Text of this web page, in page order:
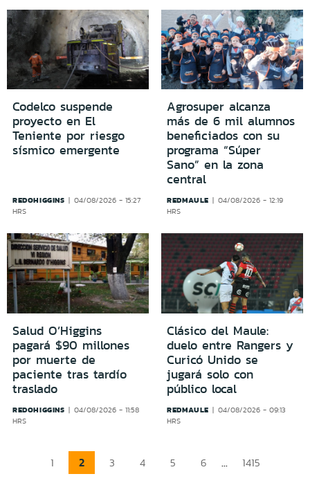
Codelco suspende
proyecto en El
Teniente por riesgo
sísmico emergente
REDOHIGGINS
04/08/2026 - 15:27
HRS
Agrosuper alcanza
más de 6 mil alumnos
beneficiados con su
programa “Súper
Sano” en la zona
central
REDMAULE
04/08/2026 - 12:19
HRS
Salud O’Higgins
pagará $90 millones
por muerte de
paciente tras tardío
traslado
REDOHIGGINS
04/08/2026 - 11:58
HRS
Clásico del Maule:
duelo entre Rangers y
Curicó Unido se
jugará solo con
público local
REDMAULE
04/08/2026 - 09:13
HRS
1 2 3 4 5 6 ... 1415